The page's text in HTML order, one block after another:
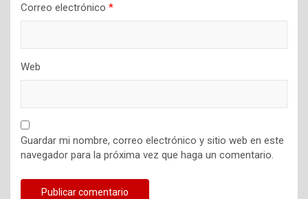
Correo electrónico *
Web
Guardar mi nombre, correo electrónico y sitio web en este
navegador para la próxima vez que haga un comentario.